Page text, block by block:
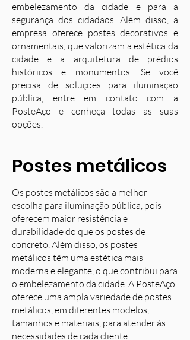
embelezamento da cidade e para a
segurança dos cidadãos. Além disso, a
empresa oferece postes decorativos e
ornamentais, que valorizam a estética da
cidade e a arquitetura de prédios
históricos e monumentos. Se você
precisa de soluções para iluminação
pública, entre em contato com a
PosteAço e conheça todas as suas
opções.
Postes metálicos
Os postes metálicos são a melhor
escolha para iluminação pública, pois
oferecem maior resistência e
durabilidade do que os postes de
concreto. Além disso, os postes
metálicos têm uma estética mais
moderna e elegante, o que contribui para
o embelezamento da cidade. A PosteAço
oferece uma ampla variedade de postes
metálicos, em diferentes modelos,
tamanhos e materiais, para atender às
necessidades de cada cliente.